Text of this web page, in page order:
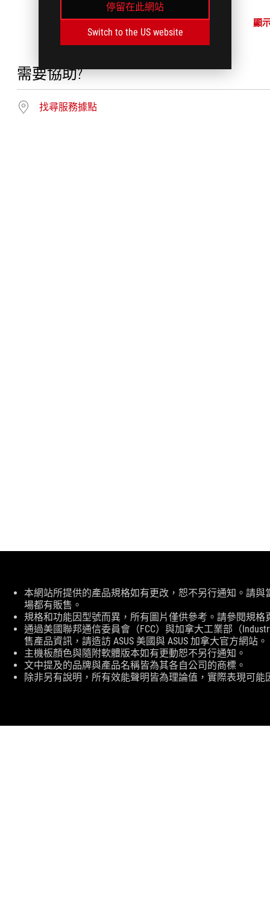
停留在此網站
Switch to the US website
顯
需要協助?
找尋服務據點
免
聲
明
本網站所提供的產品規格如有更改，恕不另行通知。請
場都有販售。
規格和功能因型號而異，所有圖片僅供參考。請參閱規格
通過美國聯邦通信委員會（FCC）與加拿大工業部（
售產品資訊，請造訪 ASUS 美國與 ASUS 加拿大官方網站。
主機板顏色與隨附軟體版本如有更動恕不另行通知。
文中提及的品牌與產品名稱皆為其各自公司的商標。
除非另有說明，所有效能聲明皆為理論值，實際表現可
ASUS